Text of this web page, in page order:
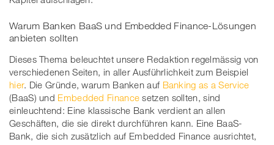
Warum Banken BaaS und Embedded Finance-Lösungen
anbieten sollten
Dieses Thema beleuchtet unsere Redaktion regelmässig von
verschiedenen Seiten, in aller Ausführlichkeit zum Beispiel
hier. Die Gründe, warum Banken auf Banking as a Service
(BaaS) und Embedded Finance setzen sollten, sind
einleuchtend: Eine klassische Bank verdient an allen
Geschäften, die sie direkt durchführen kann. Eine BaaS-
Bank, die sich zusätzlich auf Embedded Finance ausrichtet,